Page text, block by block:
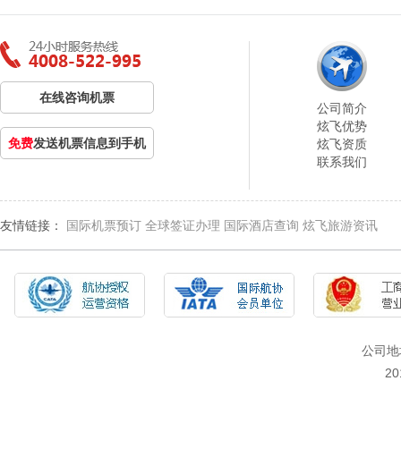
在线咨询机票
免费发送机票信息到手机
公司简介
炫飞优势
炫飞资质
联系我们
友情链接： 国际机票预订 全球签证办理 国际酒店查询 炫飞旅游资讯
公司